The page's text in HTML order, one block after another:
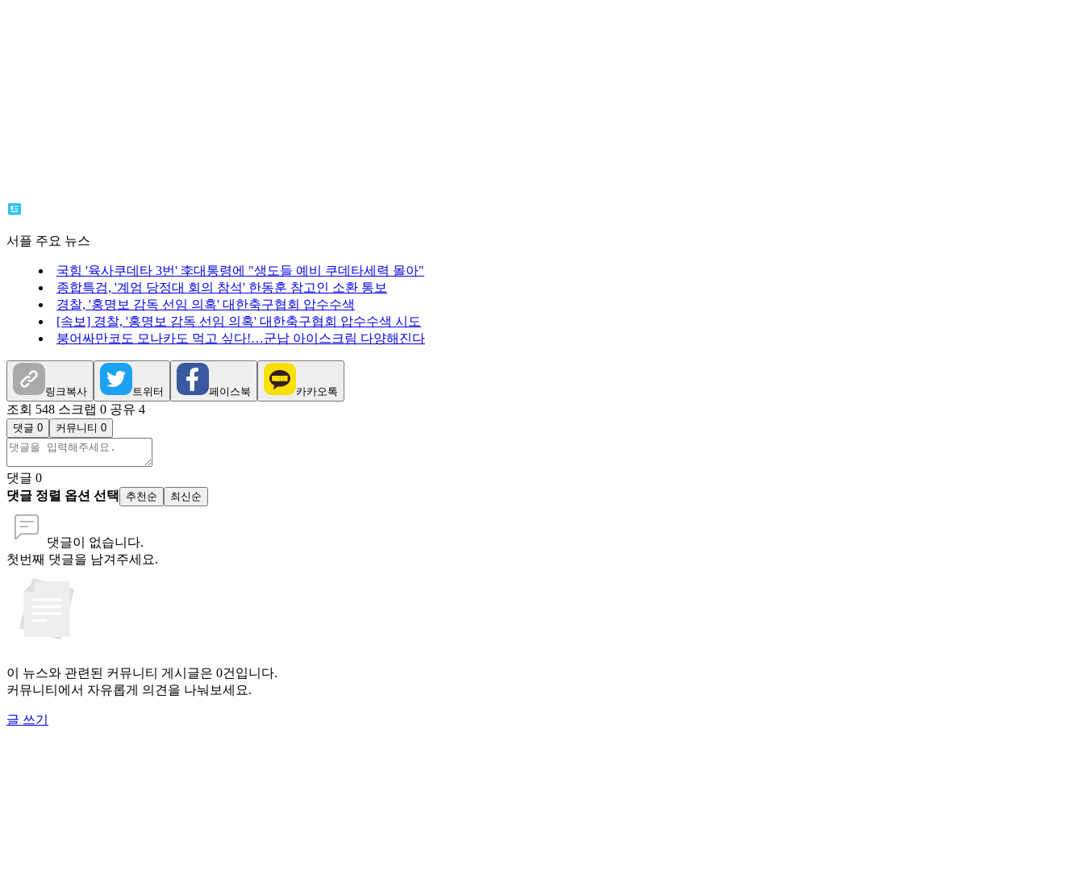
서플 주요 뉴스
국힘 '육사쿠데타 3번' 李대통령에 "생도들 예비 쿠데타세력 몰아"
종합특검, '계엄 당정대 회의 참석' 한동훈 참고인 소환 통보
경찰, '홍명보 감독 선임 의혹' 대한축구협회 압수수색
[속보] 경찰, '홍명보 감독 선임 의혹' 대한축구협회 압수수색 시도
붕어싸만코도 모나카도 먹고 싶다!…군납 아이스크림 다양해진다
링크복사 트위터 페이스북 카카오톡
조회 548 스크랩 0 공유 4
댓글 0 커뮤니티 0
댓글 0
댓글 정렬 옵션 선택
추천순 최신순
댓글이 없습니다.
첫번째 댓글을 남겨주세요.
이 뉴스와 관련된 커뮤니티 게시글은 0건입니다.
커뮤니티에서 자유롭게 의견을 나눠보세요.
글 쓰기